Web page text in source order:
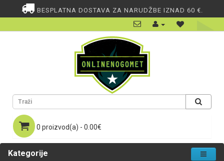
BESPLATNA DOSTAVA ZA NARUDŽBE IZNAD 60 €.
0 proizvod(a) - 0.00€
Kategorije